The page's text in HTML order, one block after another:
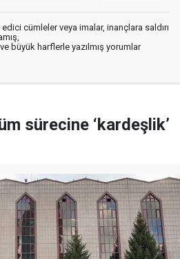
cümleler veya imalar, inançlara saldırı
büyük harflerle yazılmış yorumlar
sürecine ‘kardeşlik’